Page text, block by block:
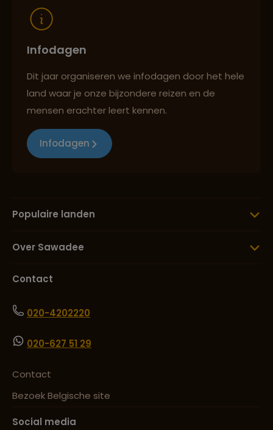
Infodagen
Dit jaar organiseren we infodagen door het hele
land waar je onze bijzondere reizen en de
mensen erachter leert kennen.
Infodagen
Populaire landen
Over Sawadee
Contact
020-4202220
020-627 51 29
Contact
Bezoek Belgische site
Social media